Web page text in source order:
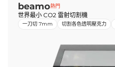
beamo熱門
世界最小 CO2 雷射切割機
一刀切 7mm 切割各色透明壓克力